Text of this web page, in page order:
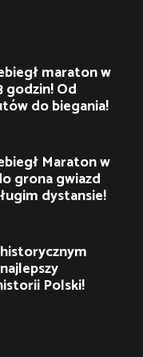
maraton w
godzin! Od
do biegania!
Maraton w
grona gwiazd
dystansie!
Polski!